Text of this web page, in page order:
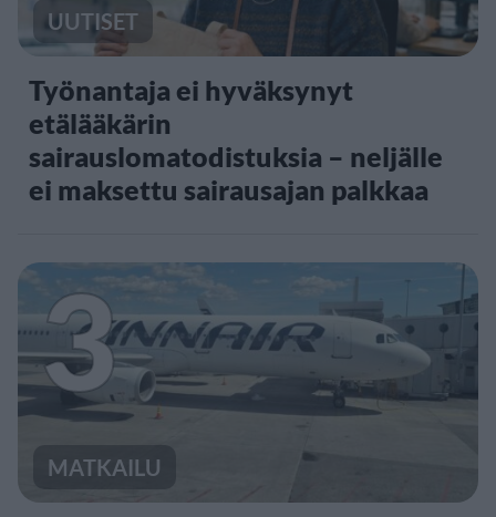
UUTISET
Työnantaja ei hyväksynyt
etälääkärin
sairauslomatodistuksia – neljälle
ei maksettu sairausajan palkkaa
3
MATKAILU